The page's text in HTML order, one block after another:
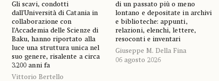
Gli scavi, condotti
dall'Università di Catania in
collaborazione con
l’Accademia delle Scienze di
Baku, hanno riportato alla
luce una struttura unica nel
suo genere, risalente a circa
3.200 anni fa
Vittorio Bertello
di un passato più o meno
lontano e depositate in archivi
e biblioteche: appunti,
relazioni, elenchi, lettere,
resoconti e inventari
Giuseppe M. Della Fina
06 agosto 2026